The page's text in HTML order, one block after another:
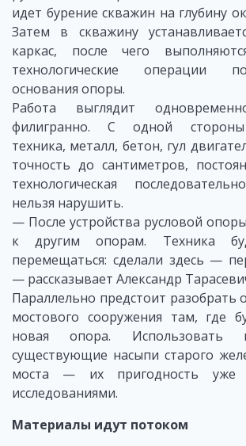
идет бурение скважин на глубину
Затем в скважину
каркас, после чего
технологические операции
основания опоры.
Работа выглядит
филигранно. С одной
техника, металл, бетон, гул
точность до сантиметров,
технологическая
нельзя нарушить.
— После устройства русловой
к другим опорам. Техника
перемещаться: сделали здесь —
— рассказывает Александр
Параллельно предстоит разобрать
мостового сооружения там, где
новая опора. Использовать
существующие насыпи старого
моста — их пригодность уже
исследованиями.
Материалы идут потоком